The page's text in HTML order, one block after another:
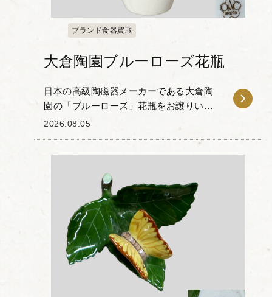
ブランド食器買取
大倉陶園ブルーローズ花瓶
日本の高級陶磁器メーカーである大倉陶
園の「ブルーローズ」花瓶をお譲りいた
だきました。 大倉陶園の代名詞とも言え
2026.08.05